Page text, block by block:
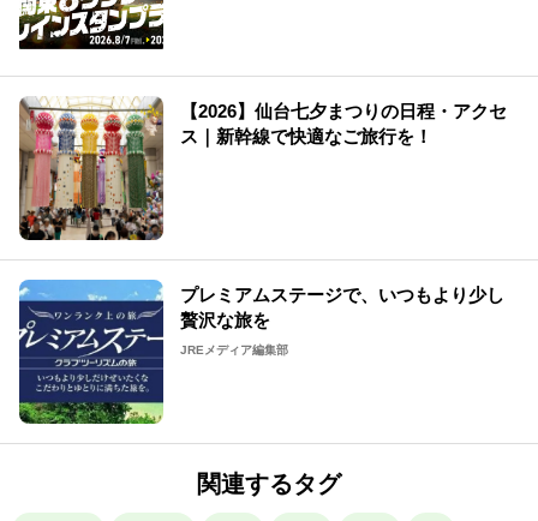
【2026】仙台七夕まつりの日程・アクセ
ス｜新幹線で快適なご旅行を！
プレミアムステージで、いつもより少し
贅沢な旅を
JREメディア編集部
関連するタグ